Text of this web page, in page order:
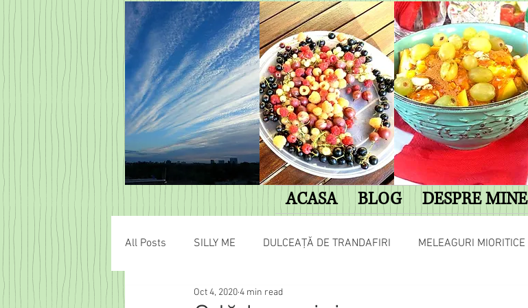
ACASA BLOG DESPRE MINE
All Posts SILLY ME DULCEAȚĂ DE TRANDAFIRI MELEAGURI MIORITICE
AVENTURI HOBBIȚIENE
Oct 4, 20204 min read